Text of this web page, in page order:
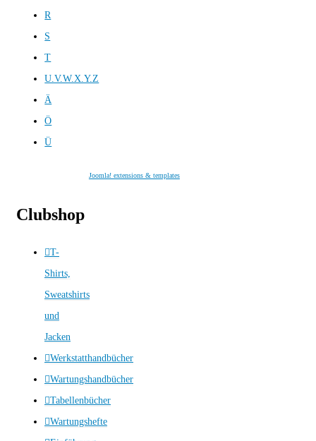
R
S
T
U.V.W.X.Y.Z
Ä
Ö
Ü
Joomla! extensions & templates
Clubshop
T-
Shirts,
Sweatshirts
und
Jacken
Werkstatthandbücher
Wartungshandbücher
Tabellenbücher
Wartungshefte